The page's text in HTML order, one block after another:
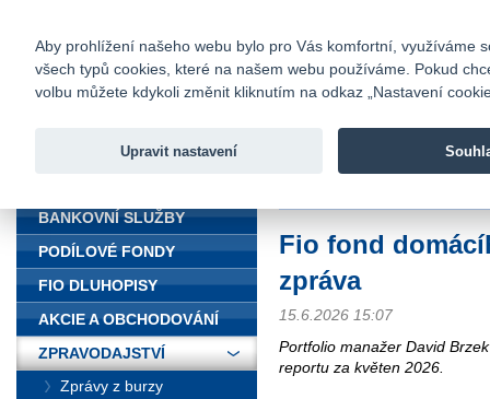
Fio banka
Fio banka
Fio fond
zpráva
15.6.2026 15:07
Portfolio manažer David
reportu za květen 2026.
BANKOVNÍ SLUŽBY
PODÍLOVÉ FONDY
FIO DLUHOPISY
AKCIE A OBCHODOVÁNÍ
ZPRAVODAJSTVÍ
Zprávy z burzy
Aby prohlížení našeho webu bylo pro Vás komfortní, využíváme
všech typů cookies, které na našem webu používáme. Pokud
volbu můžete kdykoli změnit kliknutím na odkaz „Nastavení
Upravit nastavení